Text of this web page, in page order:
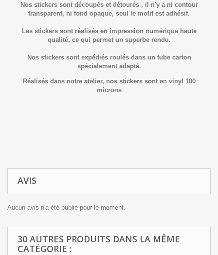
Nos stickers sont découpés et détourés , il n'y a ni contour
transparent, ni fond opaque, seul le motif est adhésif.
Les stickers sont réalisés en impression numérique haute
qualité, ce qui permet un superbe rendu.
Nos stickers sont expédiés roulés dans un tube carton
spécialement adapté.
Réalisés dans notre atelier, nos stickers sont en vinyl 100
microns
AVIS
Aucun avis n'a été publié pour le moment.
30 AUTRES PRODUITS DANS LA MÊME
CATÉGORIE :